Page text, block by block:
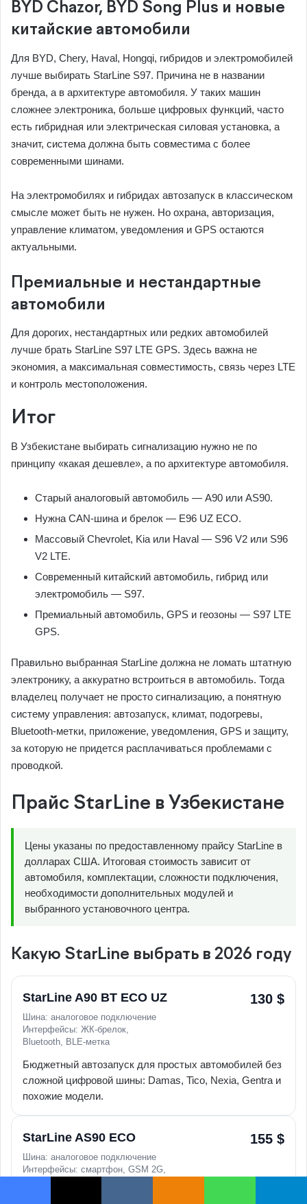
BYD Chazor, BYD Song Plus и новые
китайские автомобили
Для BYD, Chery, Haval, Hongqi, гибридов и электромобилей
лучше выбирать StarLine S97. Причина не в названии
бренда, а в архитектуре автомобиля. У таких машин
сложнее электроника, больше цифровых функций, часто
есть гибридная или электрическая силовая установка, а
значит, система должна быть совместима с более
современными шинами.
На электромобилях и гибридах автозапуск в классическом
смысле может быть не нужен. Но охрана, авторизация,
управление климатом, уведомления и GPS остаются
актуальными.
Премиальные и нестандартные
автомобили
Для дорогих, нестандартных или редких автомобилей
лучше брать StarLine S97 LTE GPS. Здесь важна не
экономия, а максимальная совместимость, связь через LTE
и контроль местоположения.
Итог
В Узбекистане выбирать сигнализацию нужно не по
принципу «какая дешевле», а по архитектуре автомобиля.
Старый аналоговый автомобиль — A90 или AS90.
Нужна CAN-шина и брелок — E96 UZ ECO.
Массовый Chevrolet, Kia или Haval — S96 V2 или S96
V2 LTE.
Современный китайский автомобиль, гибрид или
электромобиль — S97.
Премиальный автомобиль, GPS и геозоны — S97 LTE
GPS.
Правильно выбранная StarLine должна не ломать штатную
электронику, а аккуратно встроиться в автомобиль. Тогда
владелец получает не просто сигнализацию, а понятную
систему управления: автозапуск, климат, подогревы,
Bluetooth-метки, приложение, уведомления, GPS и защиту,
за которую не придется расплачиваться проблемами с
проводкой.
Прайс StarLine в Узбекистане
Цены указаны по предоставленному прайсу StarLine в
долларах США. Итоговая стоимость зависит от
автомобиля, комплектации, сложности подключения,
необходимости дополнительных модулей и
выбранного установочного центра.
Какую StarLine выбрать в 2026 году
StarLine A90 BT ECO UZ
Шина: аналоговое подключение
Интерфейсы: ЖК-брелок,
Bluetooth, BLE-метка
130 $
Бюджетный автозапуск для простых автомобилей без
сложной цифровой шины: Damas, Tico, Nexia, Gentra и
похожие модели.
StarLine AS90 ECO
Шина: аналоговое подключение
Интерфейсы: смартфон, GSM 2G,
155 $